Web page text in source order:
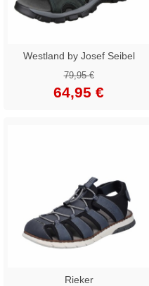
Westland by Josef Seibel
79,95 €
64,95 €
Rieker